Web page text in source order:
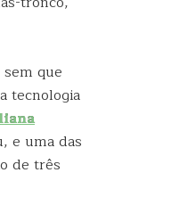
que
tecnologia
e uma das
de três